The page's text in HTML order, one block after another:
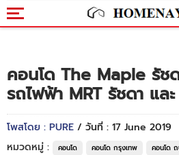
คอนโด The Maple รัช
รถไฟฟ้า MRT รัชดา แล
โพสโดย : PURE / วันที่ : 17 June 2019
หมวดหมู่ :
คอนโด คอนโด กรุงเทพ คอนโด